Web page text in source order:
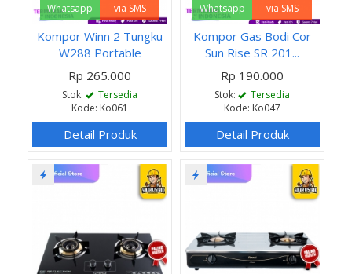
Whatsapp via SMS
Kompor Winn 2 Tungku
W288 Portable
Rp 265.000
Stok:
Tersedia
Kode: Ko061
Detail Produk
Whatsapp via SMS
Kompor Gas Bodi Cor
Sun Rise SR 201...
Rp 190.000
Stok:
Tersedia
Kode: Ko047
Detail Produk